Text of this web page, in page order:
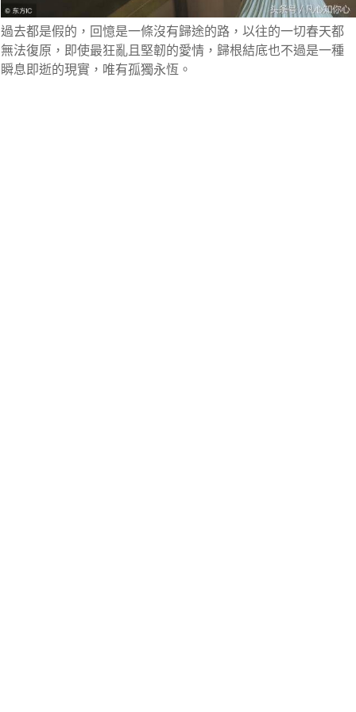
過去都是假的，回憶是一條沒有歸途的路，以往的一切春天都
無法復原，即使最狂亂且堅韌的愛情，歸根結底也不過是一種
瞬息即逝的現實，唯有孤獨永恆。